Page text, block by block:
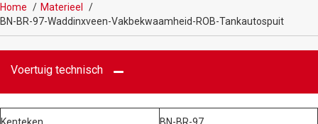
Home
Materieel
BN-BR-97-Waddinxveen-Vakbekwaamheid-ROB-Tankautospuit
Voertuig technisch
Kenteken BN-BR-97